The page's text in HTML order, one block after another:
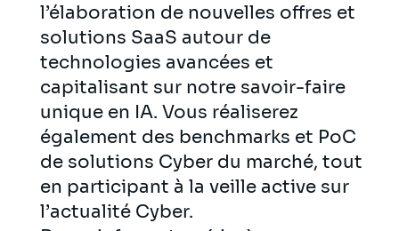
l’élaboration de nouvelles offres et
solutions SaaS autour de
technologies avancées et
capitalisant sur notre savoir-faire
unique en IA. Vous réaliserez
également des benchmarks et PoC
de solutions Cyber du marché, tout
en participant à la veille active sur
l’actualité Cyber.